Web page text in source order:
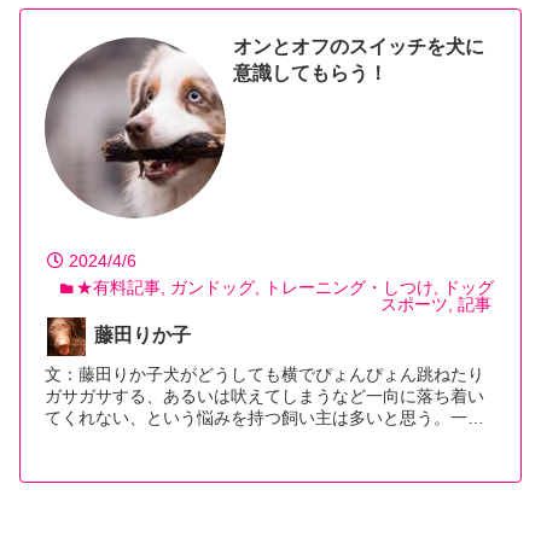
オンとオフのスイッチを犬に
意識してもらう！
2024/4/6
★有料記事 ガンドッグ トレーニング・しつけ
ドッグ
スポーツ 記事
藤田りか子
文：藤田りか子犬がどうしても横でぴょんぴょん跳ねたり
ガサガサする、あるいは吠えてしまうなど一向に落ち着い
てくれない、という悩みを持つ飼い主は多いと思う。一…